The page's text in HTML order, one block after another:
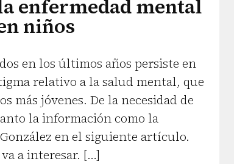
enfermedad mental
niños
en los últimos años persiste en
relativo a la salud mental, que
más jóvenes. De la necesidad de
la información como la
en el siguiente artículo.
a interesar. […]